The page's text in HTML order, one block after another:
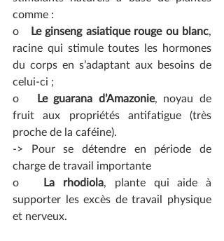
comme :
o Le ginseng asiatique rouge ou blanc,
racine qui stimule toutes les hormones
du corps en s’adaptant aux besoins de
celui-ci ;
o Le guarana d’Amazonie, noyau de
fruit aux propriétés antifatigue (très
proche de la caféine).
-> Pour se détendre en période de
charge de travail importante
o La rhodiola, plante qui aide à
supporter les excès de travail physique
et nerveux.